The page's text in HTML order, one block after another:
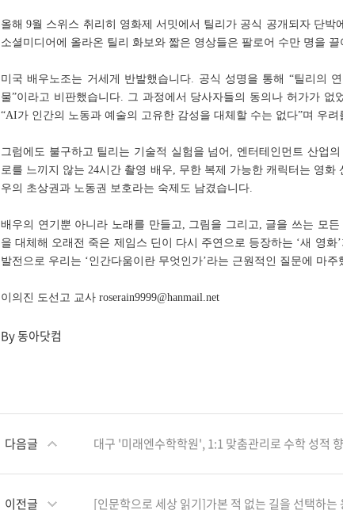
올해 9월 스위스 취리히 영화제 서밋에서 틸리가 공식 공개되자 단
소셜미디어에 올라온 틸리 화보와 짧은 영상들은 팔로어 수만 명을 끌
미국 배우노조는 거세게 반발했습니다. 공식 성명을 통해 “틸리의
물”이라고 비판했습니다. 그 과정에서 당사자들의 동의나 허가가
“AI가 인간의 노동과 예술의 고유한 감성을 대체할 수는 없다”며 우려
그럼에도 불구하고 틸리는 기술적 실험을 넘어, 엔터테인먼트 산업
로를 느끼지 않는 24시간 촬영 배우, 무한 복제 가능한 캐릭터는 영
우의 초상권과 노동권 보호라는 숙제도 남겼습니다.
배우의 연기뿐 아니라 노래를 만들고, 그림을 그리고, 글을 쓰는 모
을 대체해 오래전 죽은 제임스 딘이 다시 주연으로 등장하는 ‘새 영
발전으로 우리는 ‘인간다움이란 무엇인가’라는 근원적인 질문에 마주
이의진 도선고 교사 roserain9999@hanmail.net
By 동아닷컴
다음글 대구 '미래엔수학학원', 1:1 맞춤관리로 수학 성적
이전글 [인문학으로 세상 읽기]가본 적 없는 길을 선택하